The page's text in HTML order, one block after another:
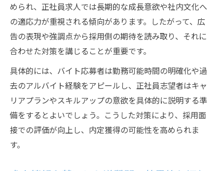
められ、正社員求人では長期的な成長意欲や社内文化へ
の適応力が重視される傾向があります。したがって、広
告の表現や強調点から採用側の期待を読み取り、それに
合わせた対策を講じることが重要です。
具体的には、バイト応募者は勤務可能時間の明確化や過
去のアルバイト経験をアピールし、正社員志望者はキャ
リアプランやスキルアップの意欲を具体的に説明する準
備をするとよいでしょう。こうした対策により、採用面
接での評価が向上し、内定獲得の可能性を高められま
す。